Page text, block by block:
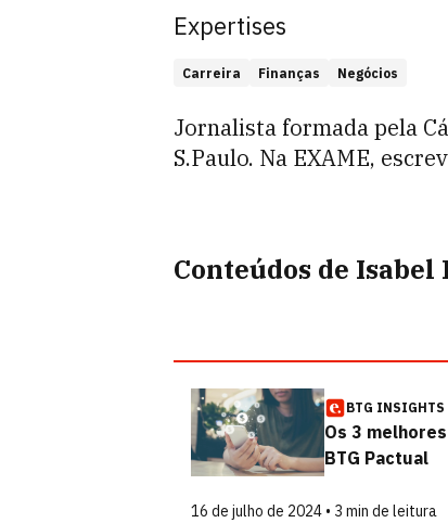
Expertises
Carreira Finanças Negócios
Jornalista formada pela
S.Paulo. Na EXAME,
Conteúdos de Isabel
BTG INSIGHTS
Os 3
BTG Pactual
16 de julho de 2024 • 3 min de leitura